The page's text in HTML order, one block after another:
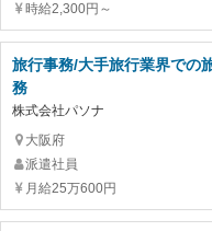
時給2,300円～
旅行事務/大手旅行業界での
務
株式会社パソナ
大阪府
派遣社員
月給25万600円